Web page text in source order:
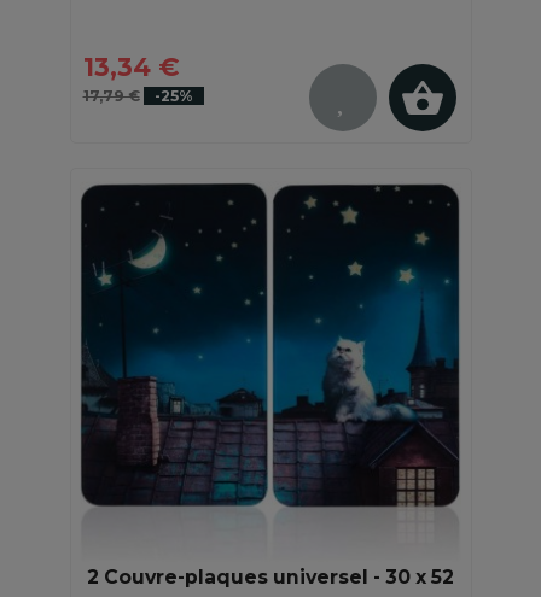
13,34 €
17,79 € -25%
2 Couvre-plaques universel - 30 x 52